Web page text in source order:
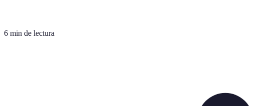
6 min de lectura